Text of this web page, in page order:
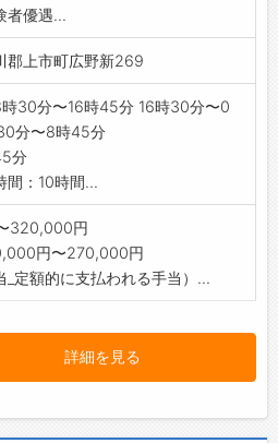
者優遇...
郡上市町広野新269
30分〜16時45分 16時30分〜0
分〜8時45分
分
間：10時間...
320,000円
円〜270,000円
_定額的に支払われる手当）...
詳細を見る